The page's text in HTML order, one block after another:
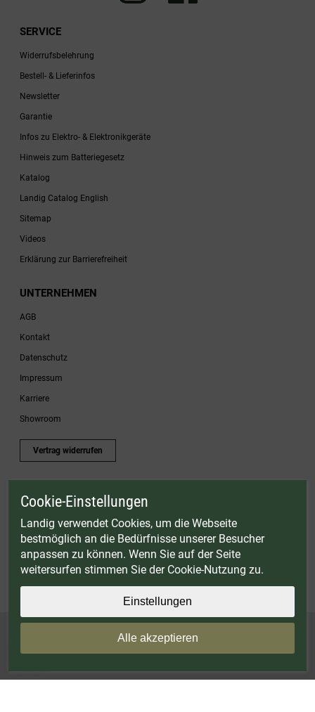
SERVICE
Widerrufsbelehrung
Bestell- & Lieferinfos
Newsletter
Garantie
Infos zu Elektro- & Elektronikgeräte
Hinweis zum Batteriegesetz
Katalog
Landig Catalog English
Sitemap
Videos
Erklärung zur Barrierefreiheit
UNTERNEHMEN
AGB
Kontakt
Datenschutz
Impressum
Karriere
Showroom
Vertrag widerrufen
* Gültig bis einschließlich 17.08.2026. Keine Barauszahlung möglich. Nicht mit
Zubehörartikel. Nicht einlösbar auf bereits rabattierte Sets.
© Landig 1982-2026 (44 Jahre Qualität)
Alle Preise inkl. gesetzl. Mehrwertsteuer, zuzüglich Versandkosten
Weitere Marken oder Shops der Landig + Lava GmbH & Co. KG: LAVA - Vakuumiergeräte
DRY AGER - Reifeschränke|VIESSMANN - Kühlzellen
Cookie-Einstellungen
Landig verwendet Cookies, um die Webseite
bestmöglich an die Bedürfnisse unserer Besucher
anpassen zu können. Wenn Sie auf der Seite
weitersurfen stimmen Sie der Cookie-Nutzung zu.
Einstellungen
Alle akzeptieren